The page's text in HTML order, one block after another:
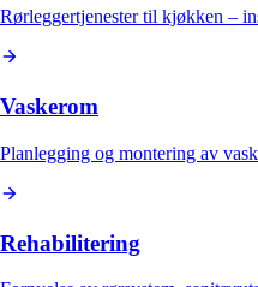
Rørleggertjenester til kjøkken –
Vaskerom
Planlegging og montering av
Rehabilitering